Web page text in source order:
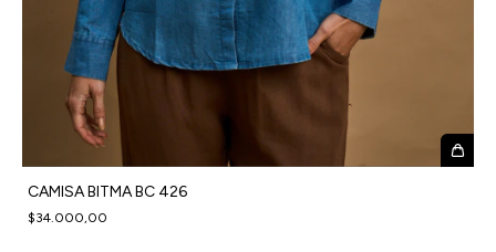
CAMISA BITMA BC 426
$34.000,00